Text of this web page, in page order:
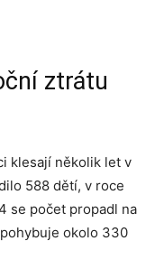
ztrátu
klesají několik let v
588 dětí, v roce
se počet propadl na
okolo 330